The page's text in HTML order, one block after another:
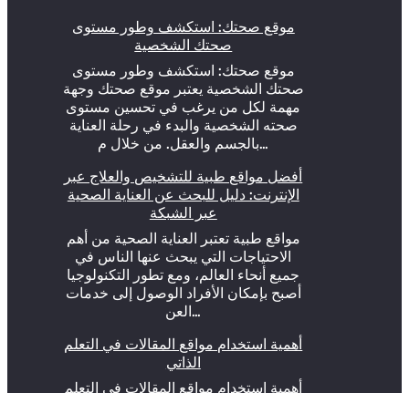
موقع صحتك: استكشف وطور مستوى
صحتك الشخصية
موقع صحتك: استكشف وطور مستوى
صحتك الشخصية يعتبر موقع صحتك وجهة
مهمة لكل من يرغب في تحسين مستوى
صحته الشخصية والبدء في رحلة العناية
بالجسم والعقل. من خلال م…
أفضل مواقع طبية للتشخيص والعلاج عبر
الإنترنت: دليل للبحث عن العناية الصحية
عبر الشبكة
مواقع طبية تعتبر العناية الصحية من أهم
الاحتياجات التي يبحث عنها الناس في
جميع أنحاء العالم، ومع تطور التكنولوجيا
أصبح بإمكان الأفراد الوصول إلى خدمات
العن…
أهمية استخدام مواقع المقالات في التعلم
الذاتي
أهمية استخدام مواقع المقالات في التعلم